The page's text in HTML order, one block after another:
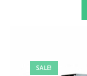
SALE!